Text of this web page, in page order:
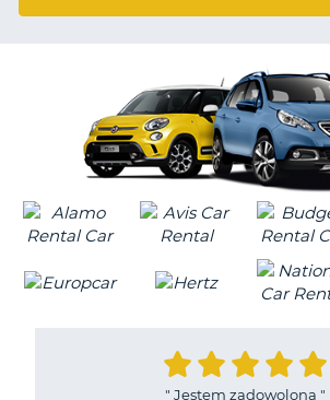
" Jestem zadowolona "